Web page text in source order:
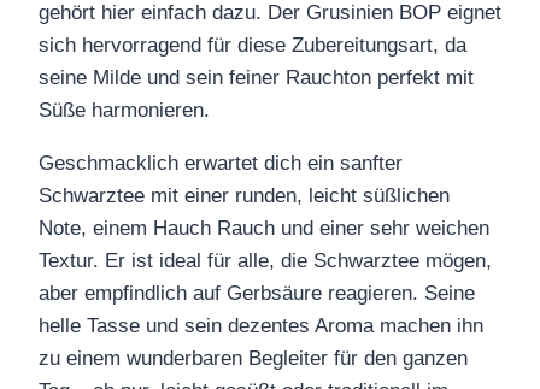
gehört hier einfach dazu. Der Grusinien BOP eignet
sich hervorragend für diese Zubereitungsart, da
seine Milde und sein feiner Rauchton perfekt mit
Süße harmonieren.
Geschmacklich erwartet dich ein sanfter
Schwarztee mit einer runden, leicht süßlichen
Note, einem Hauch Rauch und einer sehr weichen
Textur. Er ist ideal für alle, die Schwarztee mögen,
aber empfindlich auf Gerbsäure reagieren. Seine
helle Tasse und sein dezentes Aroma machen ihn
zu einem wunderbaren Begleiter für den ganzen